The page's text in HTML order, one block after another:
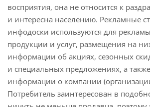
восприятия, она не относится к
и интересна населению. Рекламные
инфодоски используются для
продукции и услуг, размещения на
информации об акциях, сезонных
и специальных предложениях, а
информации о компании
Потребитель заинтересован в